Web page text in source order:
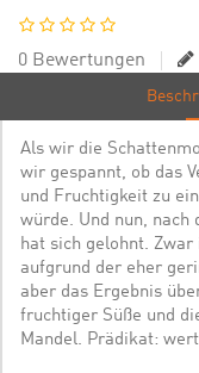
0 Bewertungen
Als wir die
wir gespannt, ob das
und Fruchtigkeit zu
würde. Und nun, nach
hat sich gelohnt.
aufgrund der eher
aber das Ergebnis
fruchtiger Süße und
Mandel. Prädikat: